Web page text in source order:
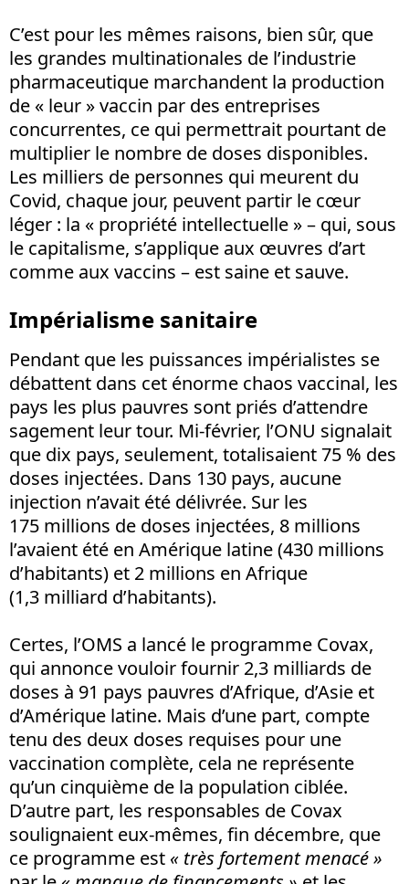
C’est pour les mêmes raisons, bien sûr, que
les grandes multinationales de l’industrie
pharmaceutique marchandent la production
de « leur » vaccin par des entreprises
concurrentes, ce qui permettrait pourtant de
multiplier le nombre de doses disponibles.
Les milliers de personnes qui meurent du
Covid, chaque jour, peuvent partir le cœur
léger : la « propriété intellectuelle » – qui, sous
le capitalisme, s’applique aux œuvres d’art
comme aux vaccins – est saine et sauve.
Impérialisme sanitaire
Pendant que les puissances impérialistes se
débattent dans cet énorme chaos vaccinal, les
pays les plus pauvres sont priés d’attendre
sagement leur tour. Mi-février, l’ONU signalait
que dix pays, seulement, totalisaient 75 % des
doses injectées. Dans 130 pays, aucune
injection n’avait été délivrée. Sur les
175 millions de doses injectées, 8 millions
l’avaient été en Amérique latine (430 millions
d’habitants) et 2 millions en Afrique
(1,3 milliard d’habitants).
Certes, l’OMS a lancé le programme Covax,
qui annonce vouloir fournir 2,3 milliards de
doses à 91 pays pauvres d’Afrique, d’Asie et
d’Amérique latine. Mais d’une part, compte
tenu des deux doses requises pour une
vaccination complète, cela ne représente
qu’un cinquième de la population ciblée.
D’autre part, les responsables de Covax
soulignaient eux-mêmes, fin décembre, que
ce programme est « très fortement menacé »